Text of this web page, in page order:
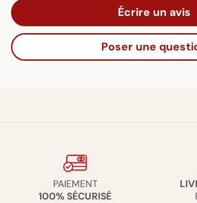
Écrire un avis
Poser une
PAIEMENT
100% SÉCURISÉ